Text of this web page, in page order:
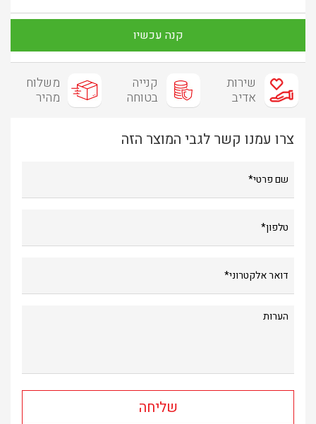
קנה עכשיו
שירות
אדיב
קנייה
בטוחה
משלוח
מהיר
צרו עמנו קשר לגבי המוצר הזה